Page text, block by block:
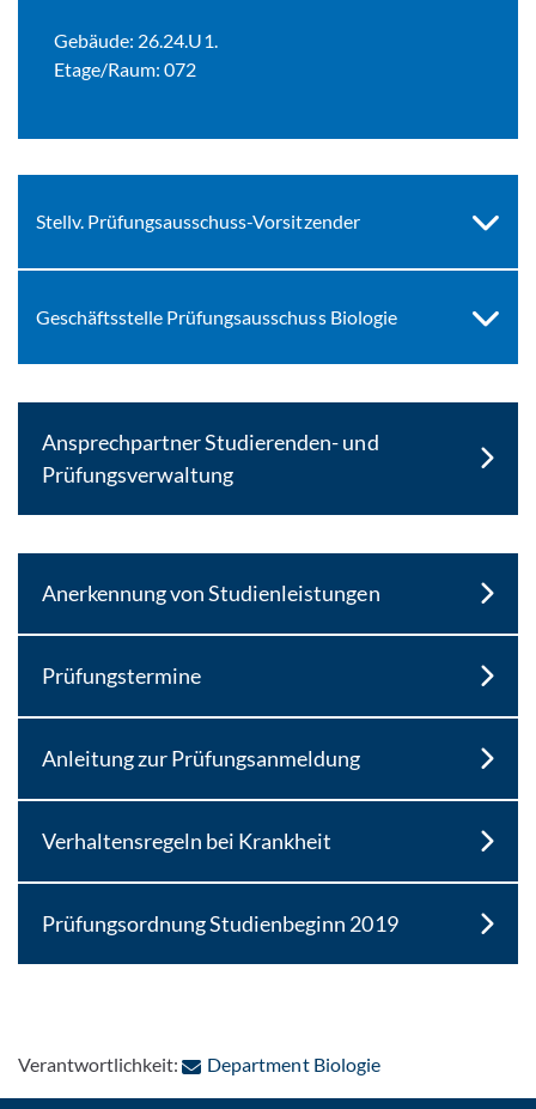
Gebäude: 26.24.U1.
Etage/Raum: 072
Stellv. Prüfungsausschuss-Vorsitzender
Geschäftsstelle Prüfungsausschuss Biologie
Ansprechpartner Studierenden- und
Prüfungsverwaltung
Anerkennung von Studienleistungen
Prüfungstermine
Anleitung zur Prüfungsanmeldung
Verhaltensregeln bei Krankheit
Prüfungsordnung Studienbeginn 2019
Verantwortlichkeit: Department Biologie: Per E-Mail